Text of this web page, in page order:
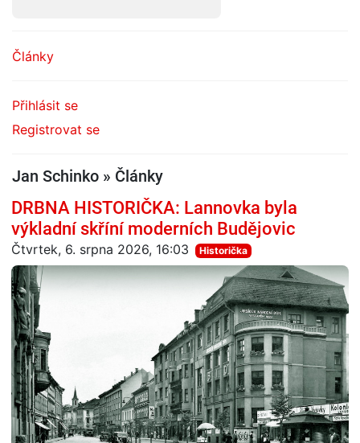
Články
Přihlásit se
Registrovat se
Jan Schinko » Články
DRBNA HISTORIČKA: Lannovka byla
výkladní skříní moderních Budějovic
Čtvrtek, 6. srpna 2026, 16:03 Historička